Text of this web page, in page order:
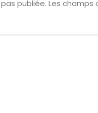
publiée. Les champs